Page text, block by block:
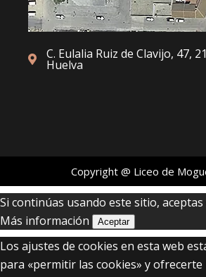
C. Eulalia Ruiz de Clavijo, 47,
Huelva
Copyright @ Liceo de
Si continúas usando este sitio, aceptas
Más información
Aceptar
Los ajustes de cookies en esta web
para «permitir las cookies» y